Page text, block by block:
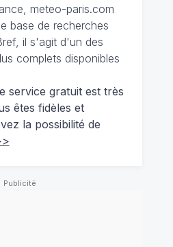
meteo-paris.com
base de recherches
il s'agit d'un des
complets disponibles
service gratuit est très
êtes fidèles et
la possibilité de